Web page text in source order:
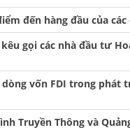
đến hàng đầu của
gọi các nhà đầu tư
dòng vốn FDI trong phát
Truyền Thông và